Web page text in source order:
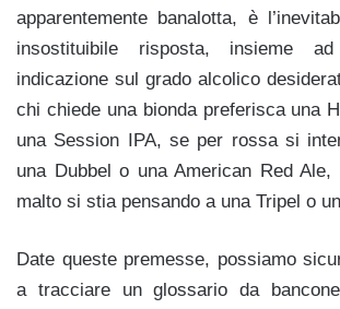
apparentemente banalotta, è
insostituibile risposta, insieme
indicazione sul grado alcolico
chi chiede una bionda preferisca una
una Session IPA, se per rossa si
una Dubbel o una American Red
malto si stia pensando a una Tripel o
Date queste premesse, possiamo
a tracciare un glossario da